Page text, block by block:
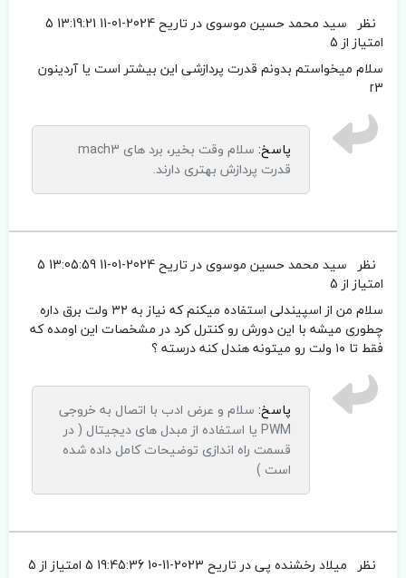
نظر سید محمد حسین موسویدر تاریح 2024-01-11 13:19:21
5
امتیاز از 5
سلام میخواستم بدونم قدرت پردازشی این بیشتر است یا آردینون
r3
پاسخ:
سلام وقت بخیر، برد های mach3
قدرت پردازش بهتری دارند.
نظر سید محمد حسین موسویدر تاریح 2024-01-11 13:05:59
5
امتیاز از 5
سلام من از اسپیندلی استفاده میکنم که نیاز به ۳۲ ولت برق داره
چطوری میشه با این دورش رو کنترل کرد در مشخصات این اومده که
فقط تا ۱۰ ولت رو میتونه هندل کنه درسته ؟
پاسخ: سلام و عرض ادب با اتصال به خروجی
PWM یا استفاده از مبدل های دیجیتال ( در
قسمت راه اندازی توضیحات کامل داده شده
است )
نظر میلاد رخشنده پیدر تاریح 2023-11-10 19:45:36
5 امتیاز از 5